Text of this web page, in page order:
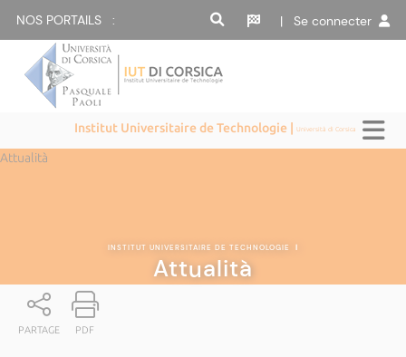
NOS PORTAILS : | Se connecter
Institut Universitaire de Technologie |Università di Corsica
Attualità
INSTITUT UNIVERSITAIRE DE TECHNOLOGIE |
Attualità
PARTAGE PDF